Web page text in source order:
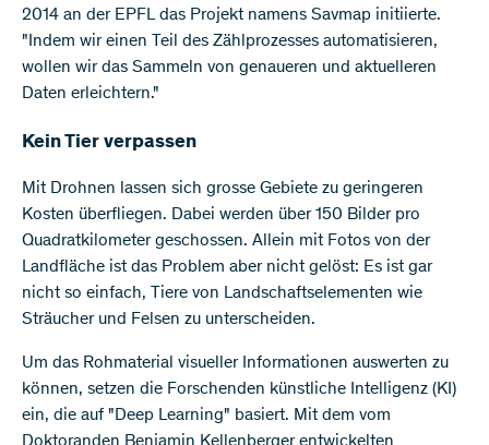
2014 an der EPFL das Projekt namens Savmap initiierte.
"Indem wir einen Teil des Zählprozesses automatisieren,
wollen wir das Sammeln von genaueren und aktuelleren
Daten erleichtern."
Kein Tier verpassen
Mit Drohnen lassen sich grosse Gebiete zu geringeren
Kosten überfliegen. Dabei werden über 150 Bilder pro
Quadratkilometer geschossen. Allein mit Fotos von der
Landfläche ist das Problem aber nicht gelöst: Es ist gar
nicht so einfach, Tiere von Landschaftselementen wie
Sträucher und Felsen zu unterscheiden.
Um das Rohmaterial visueller Informationen auswerten zu
können, setzen die Forschenden künstliche Intelligenz (KI)
ein, die auf "Deep Learning" basiert. Mit dem vom